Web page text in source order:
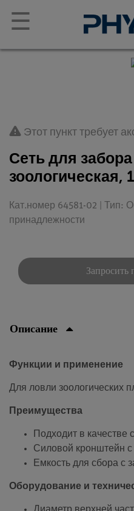
☰
Этот пункт требует
Сеть для
зоологическая,
Кат.номер 64581-02 | Тип:
принадлежности
Запросить
Описание
Функции и применение
Для ловли зоологических
Преимущества
Подходит в качестве
Силовой кронштейн
Емкость для сбора с
Оборудование и